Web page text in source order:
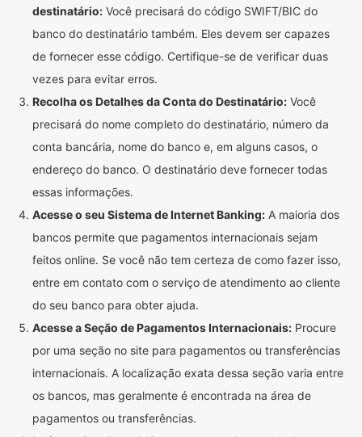
destinatário: Você precisará do código SWIFT/BIC do
banco do destinatário também. Eles devem ser capazes
de fornecer esse código. Certifique-se de verificar duas
vezes para evitar erros.
Recolha os Detalhes da Conta do Destinatário: Você
precisará do nome completo do destinatário, número da
conta bancária, nome do banco e, em alguns casos, o
endereço do banco. O destinatário deve fornecer todas
essas informações.
Acesse o seu Sistema de Internet Banking: A maioria dos
bancos permite que pagamentos internacionais sejam
feitos online. Se você não tem certeza de como fazer isso,
entre em contato com o serviço de atendimento ao cliente
do seu banco para obter ajuda.
Acesse a Seção de Pagamentos Internacionais: Procure
por uma seção no site para pagamentos ou transferências
internacionais. A localização exata dessa seção varia entre
os bancos, mas geralmente é encontrada na área de
pagamentos ou transferências.